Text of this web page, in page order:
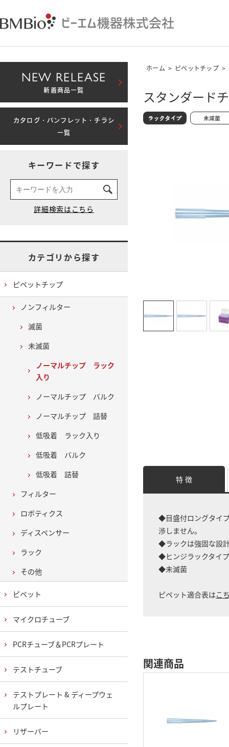
ホーム > ピペットチップ >
スタンダード
特 徴
◆目盛付ロングタイ
渉しません。
◆ラックは強固な設
◆ヒンジラックタイプ
◆未滅菌
ピペット適合表はこ
関連商品
NEW RELEASE
新着商品一覧
カタログ・パンフレット・チラシ
一覧
キーワードで探す
カテゴリから探す
ピペットチップ
ノンフィルター
滅菌
未滅菌
ノーマルチップ ラック
入り
ノーマルチップ バルク
ノーマルチップ 詰替
低吸着 ラック入り
低吸着 バルク
低吸着 詰替
フィルター
ロボティクス
ディスペンサー
ラック
その他
ピペット
マイクロチューブ
PCRチューブ＆PCRプレート
テストチューブ
テストプレート & ディープウェ
ルプレート
リザーバー